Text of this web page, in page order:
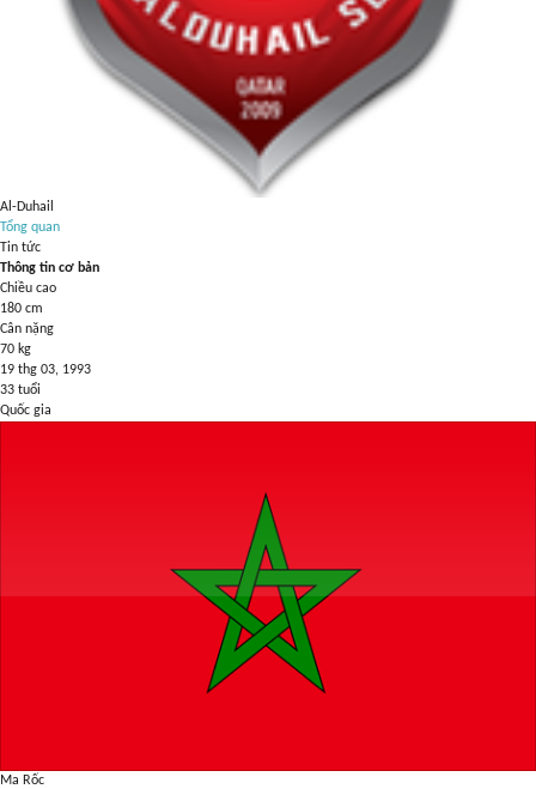
Al-Duhail
Tổng quan
Tin tức
Thông tin cơ bản
Chiều cao
180 cm
Cân nặng
70 kg
19 thg 03, 1993
33 tuổi
Quốc gia
Ma Rốc